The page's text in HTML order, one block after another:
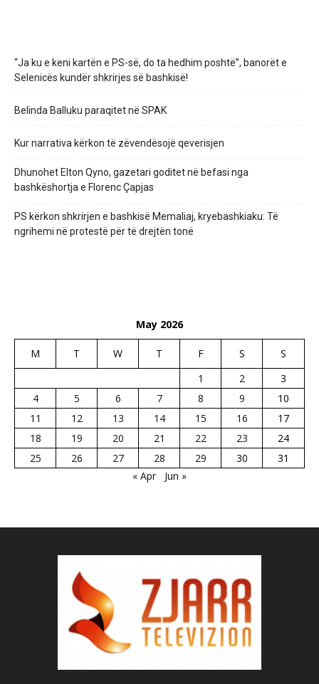
“Ja ku e keni kartën e PS-së, do ta hedhim poshtë”, banorët e
Selenicës kundër shkrirjes së bashkisë!
Belinda Balluku paraqitet në SPAK
Kur narrativa kërkon të zëvendësojë qeverisjen
Dhunohet Elton Qyno, gazetari goditet në befasi nga
bashkëshortja e Florenc Çapjas
PS kërkon shkrirjen e bashkisë Memaliaj, kryebashkiaku: Të
ngrihemi në protestë për të drejtën tonë
May 2026
M T W T F S
S
1
2
3
4
5 6 7 8 9
10
11
12 13 14 15 16
17
18
19 20 21 22 23
24
25
26 27 28 29 30
31
« Apr
Jun »